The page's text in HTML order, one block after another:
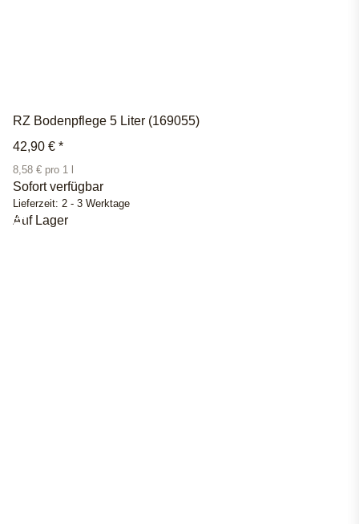
RZ Bodenpflege 5 Liter (169055)
42,90 € *
8,58 € pro 1 l
Sofort verfügbar
Lieferzeit: 2 - 3 Werktage
Auf Lager